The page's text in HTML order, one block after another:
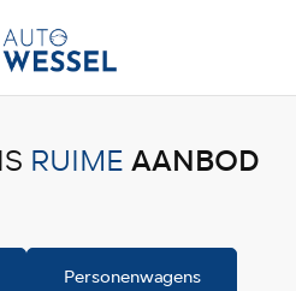
RUIMEAANBOD
Personenwagens